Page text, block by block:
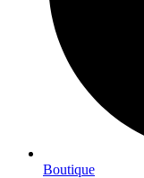
Boutique